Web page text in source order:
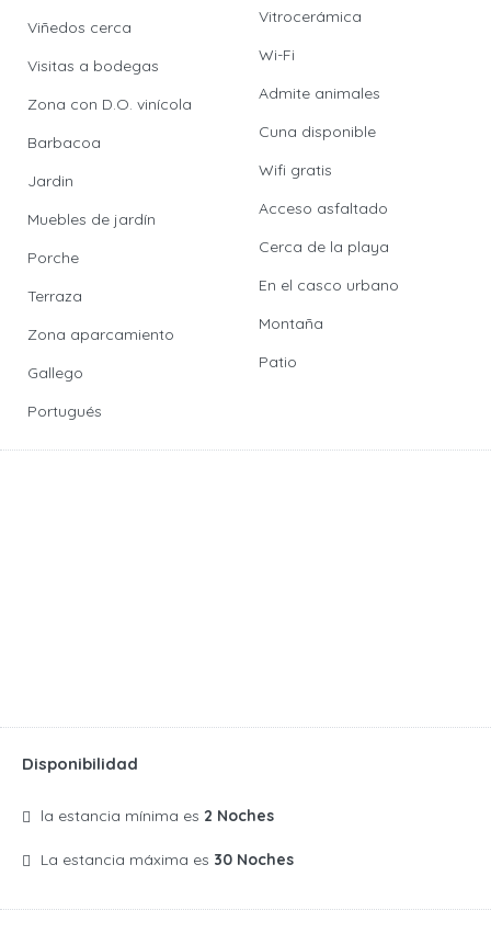
Viñedos cerca
Visitas a bodegas
Zona con D.O. vinícola
Barbacoa
Jardin
Muebles de jardín
Porche
Terraza
Zona aparcamiento
Gallego
Portugués
Vitrocerámica
Wi-Fi
Admite animales
Cuna disponible
Wifi gratis
Acceso asfaltado
Cerca de la playa
En el casco urbano
Montaña
Patio
Disponibilidad
la estancia mínima es 2 Noches
La estancia máxima es 30 Noches